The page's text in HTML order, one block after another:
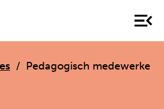
Pedagogisch medewerker